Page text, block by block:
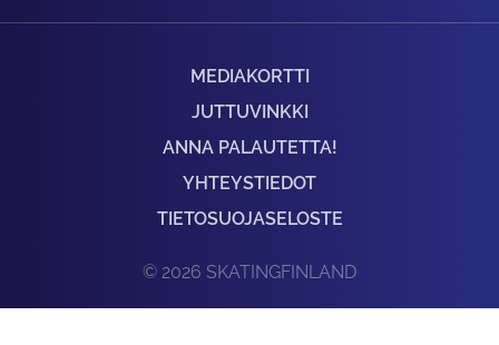
MEDIAKORTTI
JUTTUVINKKI
ANNA PALAUTETTA!
YHTEYSTIEDOT
TIETOSUOJASELOSTE
© 2026 SKATINGFINLAND